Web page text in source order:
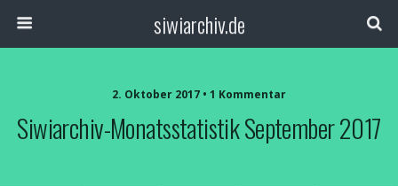
siwiarchiv.de
2. Oktober 2017 • 1 Kommentar
Siwiarchiv-Monatsstatistik September 2017